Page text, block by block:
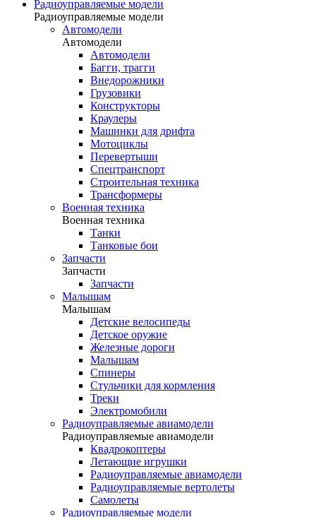
Радиоуправляемые модели
Радиоуправляемые модели
Автомодели
Автомодели
Автомодели
Багги, трагги
Внедорожники
Грузовики
Конструкторы
Краулеры
Машинки для дрифта
Мотоциклы
Перевертыши
Спецтранспорт
Строительная техника
Трансформеры
Военная техника
Военная техника
Танки
Танковые бои
Запчасти
Запчасти
Запчасти
Малышам
Малышам
Детские велосипеды
Детское оружие
Железные дороги
Малышам
Спинеры
Стульчики для кормления
Треки
Электромобили
Радиоуправляемые авиамодели
Радиоуправляемые авиамодели
Квадрокоптеры
Летающие игрушки
Радиоуправляемые авиамодели
Радиоуправляемые вертолеты
Самолеты
Радиоуправляемые модели